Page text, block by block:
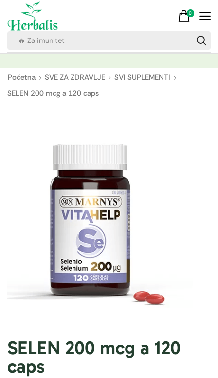
🔥 Za imunitet
0
Početna SVE ZA ZDRAVLJE
SVI SUPLEMENTI
SELEN 200 mcg a 120 caps
SELEN 200 mcg a 120
caps